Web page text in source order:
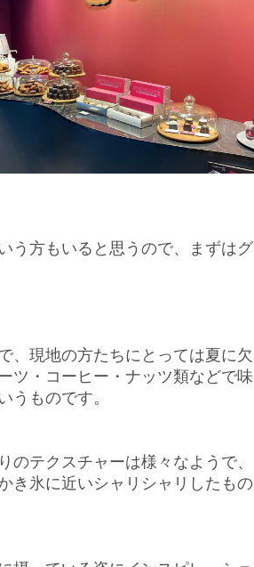
う方もいると思うので、まずはグ
、現地の方たちにとっては夏に欠
ツ・コーヒー・ナッツ類などで味
うものです。
テクスチャーは様々なようで、
き氷に近いシャリシャリしたもの